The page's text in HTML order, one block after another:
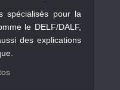
spécialisés pour la
le DELF/DALF,
des explications